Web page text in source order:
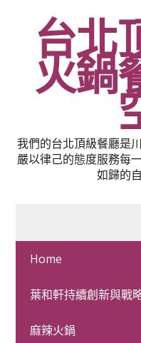
台北
火鍋
我們的台北頂級餐廳是
嚴以律己的態度服務每
如歸的
Home
葉和軒持續創新與戰
麻辣火鍋
藍芽耳機
毛教學如